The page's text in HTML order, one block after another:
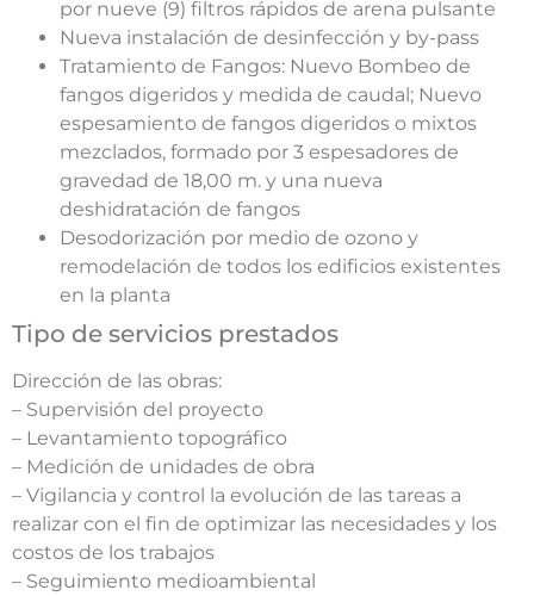
por nueve (9) filtros rápidos de arena pulsante
Nueva instalación de desinfección y by-pass
Tratamiento de Fangos: Nuevo Bombeo de
fangos digeridos y medida de caudal; Nuevo
espesamiento de fangos digeridos o mixtos
mezclados, formado por 3 espesadores de
gravedad de 18,00 m. y una nueva
deshidratación de fangos
Desodorización por medio de ozono y
remodelación de todos los edificios existentes
en la planta
Tipo de servicios prestados
Dirección de las obras:
– Supervisión del proyecto
– Levantamiento topográfico
– Medición de unidades de obra
– Vigilancia y control la evolución de las tareas a
realizar con el fin de optimizar las necesidades y los
costos de los trabajos
– Seguimiento medioambiental